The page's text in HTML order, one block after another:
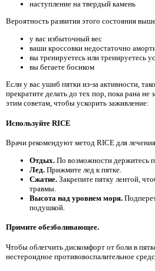
наступление на твердый камень
Вероятность развития этого состояния
у вас избыточный вес
ваши кроссовки недостаточно
вы тренируетесь или тренируетесь
вы бегаете босиком
Если у вас ушиб пятки из-за активности,
прекратите делать до тех пор, пока рана
этим советам, чтобы ускорить заживление:
Используйте RICE
Врачи рекомендуют метод RICE для
Отдых. По возможности держитесь
Лед. Прижмите лед к пятке.
Сжатие. Закрепите пятку лентой,
травмы.
Высота над уровнем моря.
подушкой.
Примите обезболивающее.
Чтобы облегчить дискомфорт от боли в
нестероидное противовоспалительное